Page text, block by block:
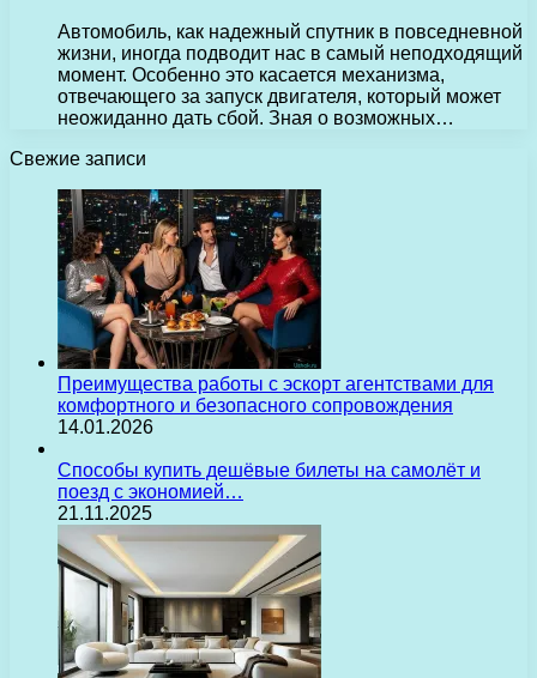
Автомобиль, как надежный спутник в повседневной
жизни, иногда подводит нас в самый неподходящий
момент. Особенно это касается механизма,
отвечающего за запуск двигателя, который может
неожиданно дать сбой. Зная о возможных…
Свежие записи
Преимущества работы с эскорт агентствами для
комфортного и безопасного сопровождения
14.01.2026
Способы купить дешёвые билеты на самолёт и
поезд с экономией…
21.11.2025